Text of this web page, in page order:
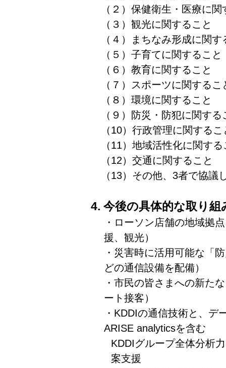
（２）保健衛生・医療に
（３）観光に関すること
（４）まちなみ形成に関す
（５）子育てに関すること
（６）教育に関すること
（７）スポーツに関するこ
（８）環境に関すること
（９）防災・防犯に関する
（10）行政管理に関するこ
（11）地域活性化に関する
（12）交通に関すること
（13）その他、3者で協
4. 今後の具体的な取り組
・ローソン店舗の地域拠
援、観光）
・災害時に活用可能な「
どの通信設備を配備）
・市民の皆さまへの新た
ート接客）
・KDDIの通信技術と、デ
ARISE analyticsを含む
KDDIグループ全体分析
案支援